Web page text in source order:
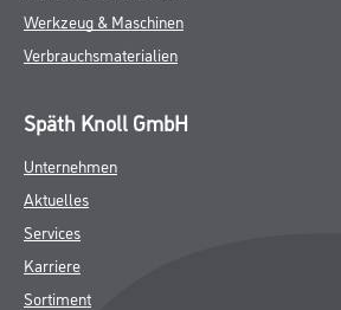
Werkzeug & Maschinen
Verbrauchsmaterialien
Späth Knoll GmbH
Unternehmen
Aktuelles
Services
Karriere
Sortiment